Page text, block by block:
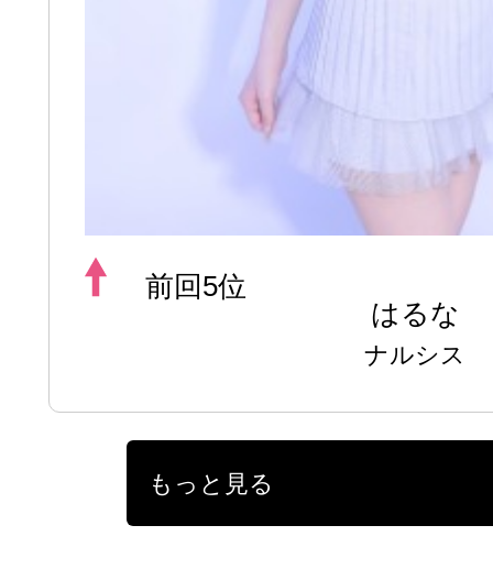
はるな
ナルシス
前回5位
もっと見る